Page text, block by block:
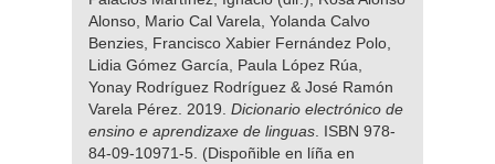
Alonso, Mario Cal Varela, Yolanda Calvo
Benzies, Francisco Xabier Fernández Polo,
Lidia Gómez García, Paula López Rúa,
Yonay Rodríguez Rodríguez & José Ramón
Varela Pérez. 2019. Dicionario electrónico de
ensino e aprendizaxe de linguas . ISBN 978-
84-09-10971-5. (Dispoñible en líña en